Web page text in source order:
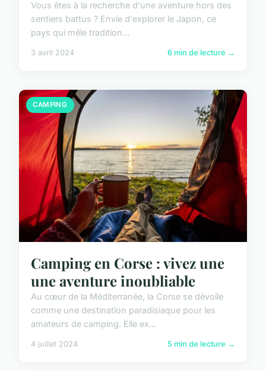
Vous êtes à la recherche d'une aventure hors des
sentiers battus ? Envie d'explorer le Japon, ce
pays qui mêle tradition...
3 avril 2024 6 min de lecture →
CAMPING
Camping en Corse : vivez une
une aventure inoubliable
Au cœur de la Méditerranée, la Corse se dévoile
comme une destination paradisiaque pour les
amateurs de camping. Elle ex...
4 juillet 2024 5 min de lecture →